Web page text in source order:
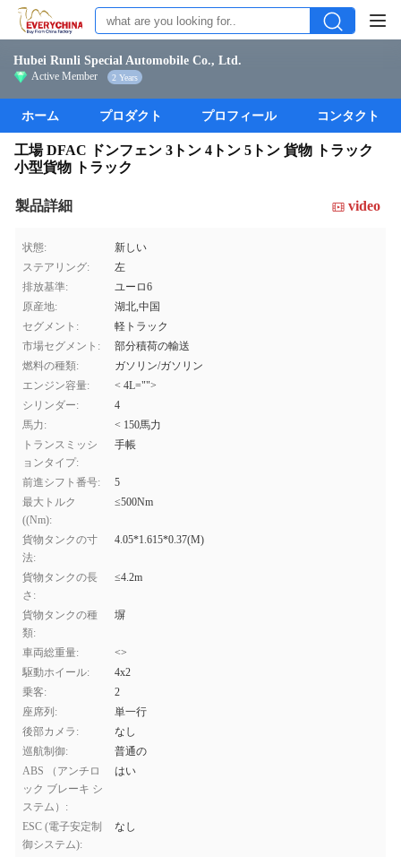
Hubei Runli Special Automobile Co., Ltd.
Active Member 2 Years
ホーム プロダクト プロフィール コンタクト
工場 DFAC ドンフェン 3トン 4トン 5トン 貨物 トラック
小型貨物 トラック
製品詳細 video
状態:
新しい
ステアリング:
左
排放基準:
ユーロ6
原産地:
湖北,中国
セグメント:
軽トラック
市場セグメント:
部分積荷の輸送
燃料の種類:
ガソリン/ガソリン
エンジン容量:
< 4L="">
シリンダー:
4
馬力:
< 150馬力
トランスミッシ
ョンタイプ:
手帳
前進シフト番号:
5
最大トルク
((Nm):
≤500Nm
貨物タンクの寸
法:
4.05*1.615*0.37(M)
貨物タンクの長
さ:
≤4.2m
貨物タンクの種
類:
塀
車両総重量:
<>
駆動ホイール:
4x2
乗客:
2
座席列:
単一行
後部カメラ:
なし
巡航制御:
普通の
ABS （アンチロ
ック ブレーキ シ
ステム）:
はい
ESC (電子安定制
御システム):
なし